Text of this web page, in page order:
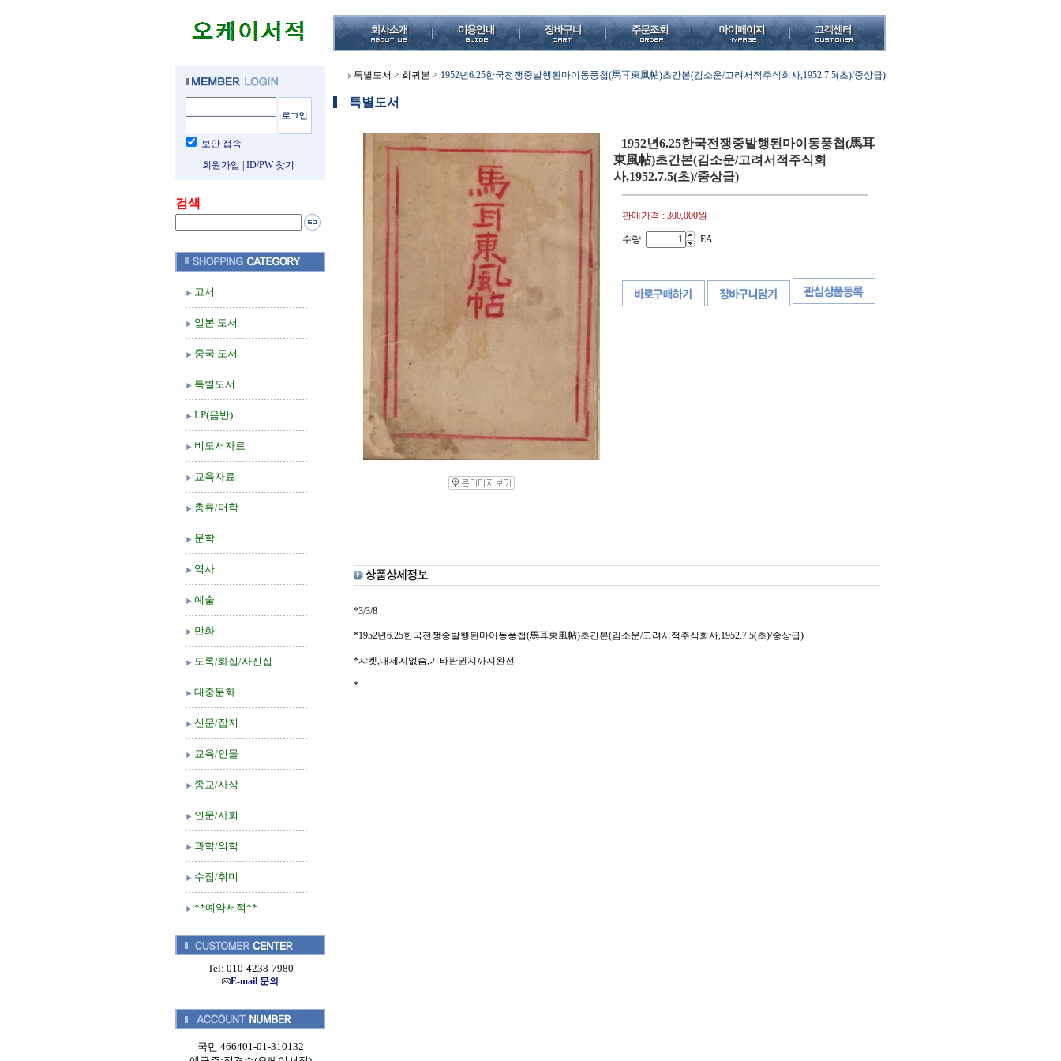
보안 접속
회원가입
ID/PW 찾기
검색
고서
일본 도서
중국 도서
특별도서
LP(음반)
비도서자료
교육자료
총류/어학
문학
역사
예술
만화
도록/화집/사진집
대중문화
신문/잡지
교육/인물
종교/사상
인문/사회
과학/의학
수집/취미
**예약서적**
Tel: 010-4238-7980
E-mail 문의
국민 466401-01-310132
특별도서 > 희귀본 > 1952년6.25한국전쟁중발행된마이동풍첩(馬耳東風帖)초간본(김소운/고려서적주식회사,1952.7.5(초)/중상급)
특별도서
1952년6.25한국전쟁중발행된마이동풍첩(馬耳
東風帖)초간본(김소운/고려서적주식회
사,1952.7.5(초)/중상급)
판매가격 : 300,000원
수량 EA
*3/3/8
*1952년6.25한국전쟁중발행된마이동풍첩(馬耳東風帖)초간본(김소운/고려서적주식회사,1952.7.5(초)/중상급)
*쟈켓,내제지없슴,기타판권지까지완전
*